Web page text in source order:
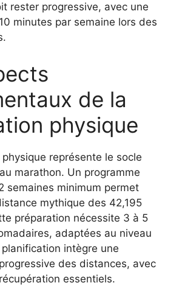
rester progressive, avec une
minutes par semaine lors des
de la
physique
représente le socle
marathon. Un programme
semaines minimum permet
mythique des 42,195
préparation nécessite 3 à 5
adaptées au niveau
intègre une
des distances, avec
essentiels.